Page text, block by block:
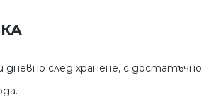
дневно след хранене, с достатъчно